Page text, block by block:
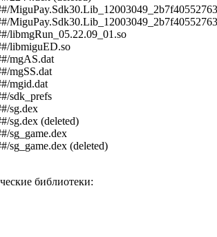
libmgRun_05.22.09_01.so
libmiguED.so
mgAS.dat
mgSS.dat
mgid.dat
sdk_prefs
sg.dex
sg.dex (deleted)
sg_game.dex
sg_game.dex (deleted)
библиотеки: